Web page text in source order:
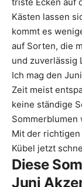
Kästen lassen
kommt es
auf Sorten, die
und zuverlässig
Ich mag den
Zeit meist
keine ständige
Sommerblumen
Mit der
Kübel jetzt
Diese
Juni